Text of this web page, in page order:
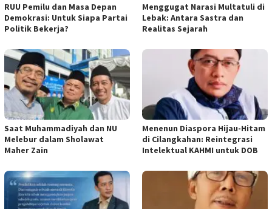
RUU Pemilu dan Masa Depan
Demokrasi: Untuk Siapa Partai
Politik Bekerja?
Menggugat Narasi Multatuli di
Lebak: Antara Sastra dan
Realitas Sejarah
Saat Muhammadiyah dan NU
Melebur dalam Sholawat
Maher Zain
Menenun Diaspora Hijau-Hitam
di Cilangkahan: Reintegrasi
Intelektual KAHMI untuk DOB